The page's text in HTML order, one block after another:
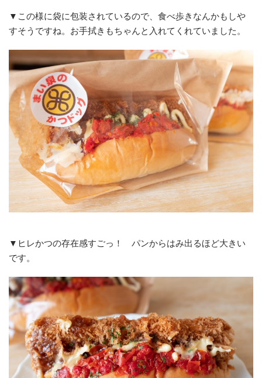
▼この様に袋に包装されているので、食べ歩きなんかもしや
すそうですね。お手拭きもちゃんと入れてくれていました。
▼ヒレかつの存在感すごっ！ パンからはみ出るほど大きい
です。